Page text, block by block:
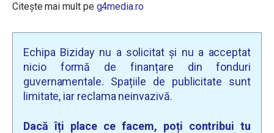
Citește mai mult pe g4media.ro
Echipa Biziday nu a solicitat și nu a acceptat
nicio formă de finanțare din fonduri
guvernamentale. Spațiile de publicitate sunt
limitate, iar reclama neinvazivă.
Dacă îți place ce facem, poți contribui tu